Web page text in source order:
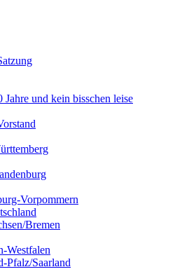
und kein bisschen leise
Vorpommern
Bremen
Westfalen
Pfalz/Saarland